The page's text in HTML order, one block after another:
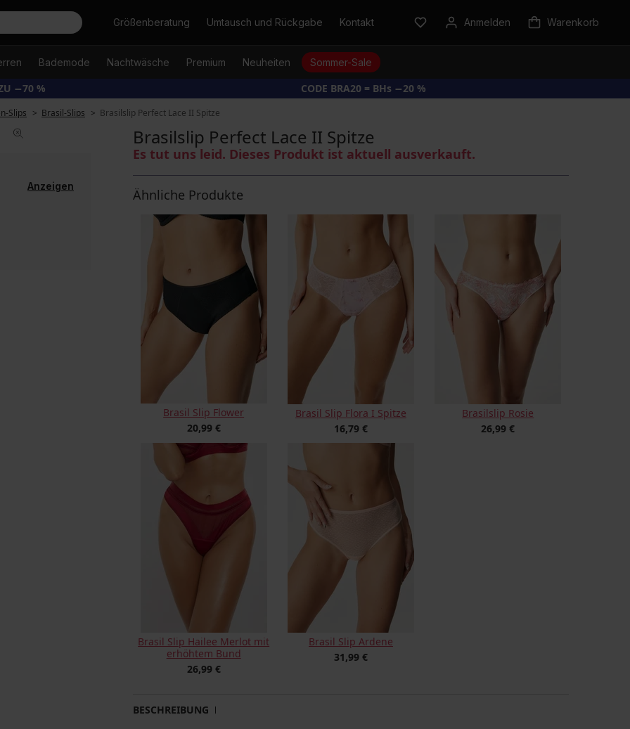
SucheGrößenberatung Umtausch und Rückgabe Kontakt Anmelden Warenkorb
Bademode Nachtwäsche Premium Neuheiten Sommer-Sale
−70 % CODE BRA20 = BHs −20 %
Slips Brasil-Slips Brasilslip Perfect Lace II Spitze
Anzeigen
Brasilslip Perfect Lace II Spitze
Es tut uns leid. Dieses Produkt ist aktuell ausverkauft.
Ähnliche Produkte
Brasil Slip Flower
20,99 €
Brasil Slip Flora I Spitze
16,79 €
Brasilslip Rosie
26,99 €
Brasil Slip Hailee Merlot mit
erhöhtem Bund
26,99 €
Brasil Slip Ardene
31,99 €
BESCHREIBUNG